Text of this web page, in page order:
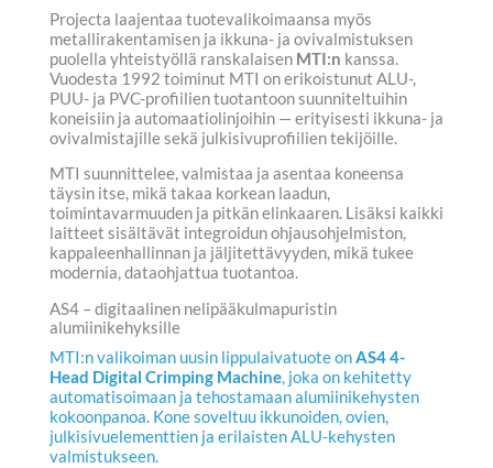
Projecta laajentaa tuotevalikoimaansa myös
metallirakentamisen ja ikkuna- ja ovivalmistuksen
puolella yhteistyöllä ranskalaisen MTI:n kanssa.
Vuodesta 1992 toiminut MTI on erikoistunut ALU-,
PUU- ja PVC-profiilien tuotantoon suunniteltuihin
koneisiin ja automaatiolinjoihin — erityisesti ikkuna- ja
ovivalmistajille sekä julkisivuprofiilien tekijöille.
MTI suunnittelee, valmistaa ja asentaa koneensa
täysin itse, mikä takaa korkean laadun,
toimintavarmuuden ja pitkän elinkaaren. Lisäksi kaikki
laitteet sisältävät integroidun ohjausohjelmiston,
kappaleenhallinnan ja jäljitettävyyden, mikä tukee
modernia, dataohjattua tuotantoa.
AS4 – digitaalinen nelipääkulmapuristin
alumiinikehyksille
MTI:n valikoiman uusin lippulaivatuote onAS4 4-
Head Digital Crimping Machine, joka on kehitetty
automatisoimaan ja tehostamaan alumiinikehysten
kokoonpanoa. Kone soveltuu ikkunoiden, ovien,
julkisivuelementtien ja erilaisten ALU-kehysten
valmistukseen.